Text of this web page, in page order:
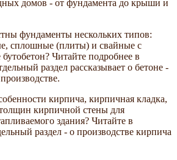
домов - от фундамента до крыши и
фундаменты нескольких типов:
сплошные (плиты) и свайные с
Читайте подробнее в
раздел рассказывает о бетоне -
кирпича, кирпичная кладка,
кирпичной стены для
здания? Читайте в
раздел - о производстве кирпича